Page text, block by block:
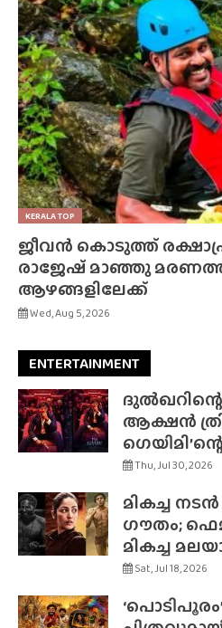
KERALA TOP
ജീവൻ കൊടുത്ത്
രാജേഷ് മാഞ്ഞു
ആഴങ്ങളിലേക്ക്
Wed, Aug 5, 2026
ENTERTAINMENT
ആക്ഷൻ
Thu, Jul 30, 2026
മികച്ച നടൻ
ഗൗതം;
മികച്ച
Sat, Jul 18, 2026